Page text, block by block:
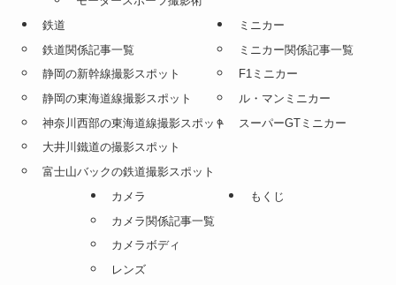
鉄道
鉄道関係記事一覧
静岡の新幹線撮影スポット
静岡の東海道線撮影スポット
神奈川西部の東海道線撮影スポット
大井川鐵道の撮影スポット
富士山バックの鉄道撮影スポット
ミニカー
ミニカー関係記事一覧
F1ミニカー
ル・マンミニカー
スーパーGTミニカー
カメラ
カメラ関係記事一覧
カメラボディ
レンズ
もくじ